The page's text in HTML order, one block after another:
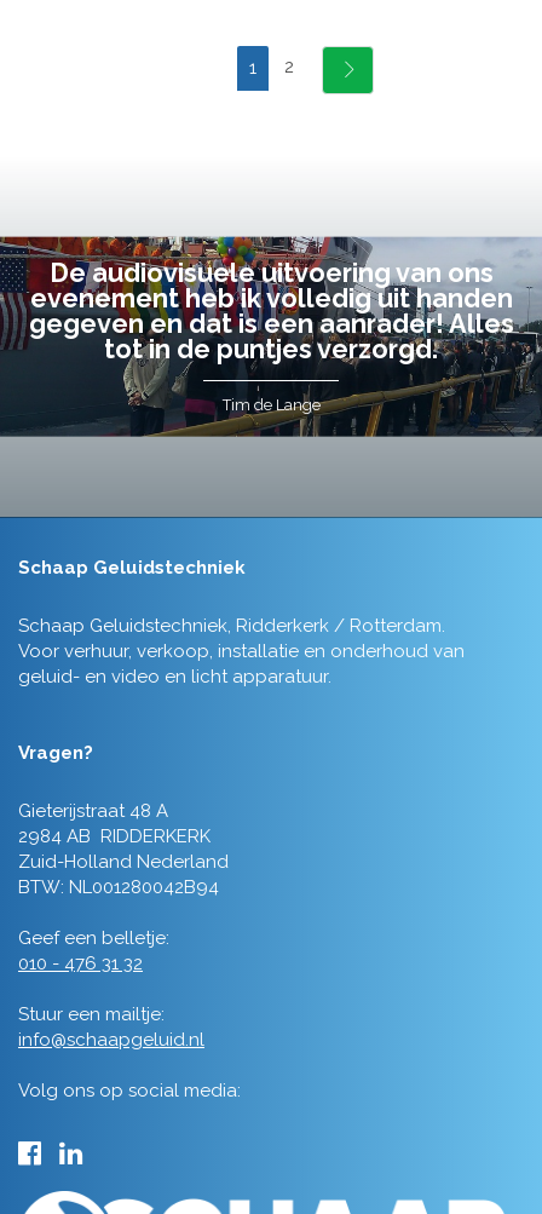
1 2
De audiovisuele uitvoering van ons
evenement heb ik volledig uit handen
gegeven en dat is een aanrader! Alles
tot in de puntjes verzorgd.
Tim de Lange
Schaap Geluidstechniek
Schaap Geluidstechniek, Ridderkerk / Rotterdam.
Voor verhuur, verkoop, installatie en onderhoud van
geluid- en video en licht apparatuur.
Vragen?
Gieterijstraat 48 A
2984 AB RIDDERKERK
Zuid-Holland Nederland
BTW: NL001280042B94
Geef een belletje:
010 - 476 31 32
Stuur een mailtje:
info@schaapgeluid.nl
Volg ons op social media: